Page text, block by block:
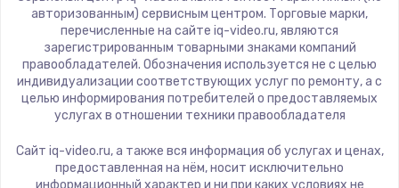
авторизованным) сервисным центром. Торговые марки,
перечисленные на сайте iq-video.ru, являются
зарегистрированным товарными знаками компаний
правообладателей. Обозначения используется не с целью
индивидуализации соответствующих услуг по ремонту, а с
целью информирования потребителей о предоставляемых
услугах в отношении техники правообладателя
Сайт iq-video.ru, а также вся информация об услугах и ценах,
предоставленная на нём, носит исключительно
информационный характер и ни при каких условиях не